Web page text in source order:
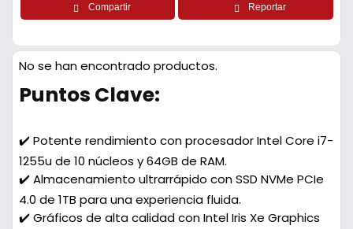
Compartir Reportar
No se han encontrado productos.
Puntos Clave:
✔️ Potente rendimiento con procesador Intel Core i7-
1255u de 10 núcleos y 64GB de RAM.
✔️ Almacenamiento ultrarrápido con SSD NVMe PCIe
4.0 de 1TB para una experiencia fluida.
✔️ Gráficos de alta calidad con Intel Iris Xe Graphics